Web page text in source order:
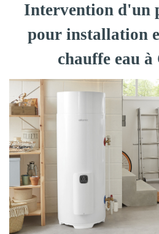
Intervention d'un
pour installation
chauffe eau à